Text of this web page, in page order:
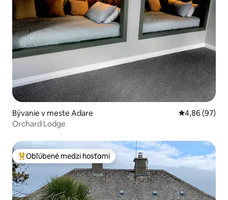
Bývanie v meste Adare Priemerné
4,86 (97)
Orchard Lodge
Najobľúbenejšie medzi hosťami
Obľúbené medzi hosťami